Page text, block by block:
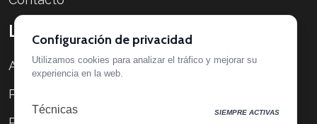
Legal
Aviso legal
Política de privacidad
Configuración de privacidad
Utilizamos cookies para analizar el tráfico y mejorar su
experiencia en la web.
Técnicas SIEMPRE ACTIVAS